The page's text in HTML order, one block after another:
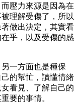
壓力來源是因為在
理解受傷了，所以
做出決定，其實看
乎，以及受傷的感
一方面也是種保
的幫忙，讀懂情緒
看見、了解自己的
要的事情。